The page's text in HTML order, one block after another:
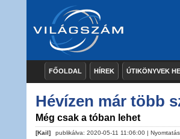
FŐOLDAL HÍREK ÚTIKÖNYVEK
Hévízen már több
Még csak a tóban lehet
[Kail] publikálva: 2020-05-11 11:06:00 | Nyomtatás